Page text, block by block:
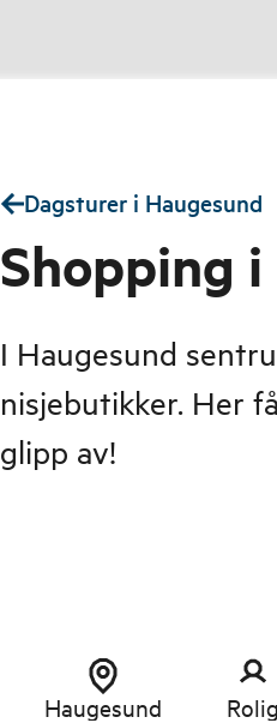
Dagsturer i Haugesund
Shopping
I Haugesund
nisjebutikker. Her
glipp av!
Haugesund Rolig